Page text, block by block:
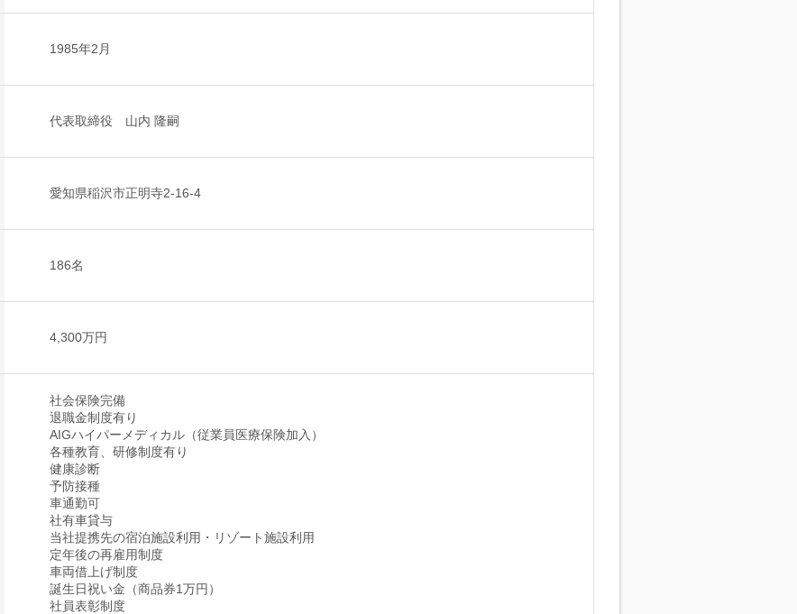
1985年2月
代表取締役 山内 隆嗣
愛知県稲沢市正明寺2-16-4
186名
4,300万円
社会保険完備
退職金制度有り
AIGハイパーメディカル（従業員医療保険加入）
各種教育、研修制度有り
健康診断
予防接種
車通勤可
社有車貸与
当社提携先の宿泊施設利用・リゾート施設利用
定年後の再雇用制度
車両借上げ制度
誕生日祝い金（商品券1万円）
社員表彰制度